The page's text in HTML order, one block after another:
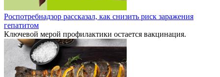
Роспотребнадзор рассказал, как снизить риск заражения
гепатитом
Ключевой мерой профилактики остается вакцинация.